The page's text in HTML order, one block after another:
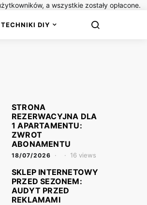
a wszystkie zostały opłacone.
TECHNIKI DIY
STRONA
REZERWACYJNA DLA
1 APARTAMENTU:
ZWROT
ABONAMENTU
18/07/2026 16 views
SKLEP INTERNETOWY
PRZED SEZONEM:
AUDYT PRZED
REKLAMAMI